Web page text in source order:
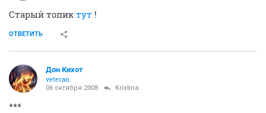
Старый топик тут !
ОТВЕТИТЬ
Дон Кихот
veteran
06 октября 2008 Kristina
***